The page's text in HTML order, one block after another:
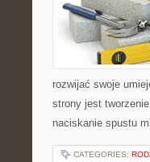
rozwijać swoje
strony jest
naciskanie spustu
CATEGORIES: